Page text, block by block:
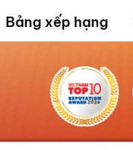
Bảng xếp hạng